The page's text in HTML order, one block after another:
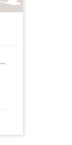
Defensor de Derechos Humanos